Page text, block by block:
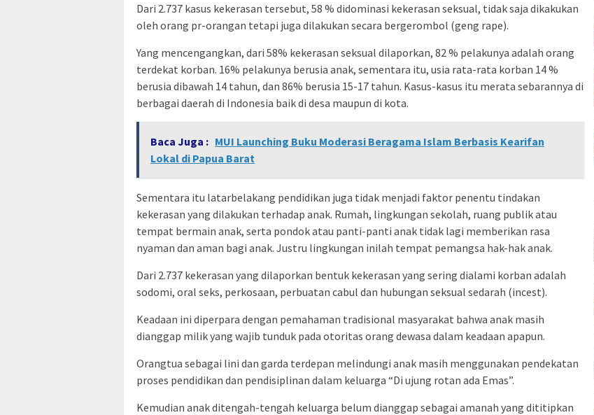
Dari 2.737 kasus kekerasan tersebut, 58 % didominasi kekerasan seksual, tidak saja dikakukan
oleh orang pr-orangan tetapi juga dilakukan secara bergerombol (geng rape).
Yang mencengangkan, dari 58% kekerasan seksual dilaporkan, 82 % pelakunya adalah orang
terdekat korban. 16% pelakunya berusia anak, sementara itu, usia rata-rata korban 14 %
berusia dibawah 14 tahun, dan 86% berusia 15-17 tahun. Kasus-kasus itu merata sebarannya di
berbagai daerah di Indonesia baik di desa maupun di kota.
Baca Juga : MUI Launching Buku Moderasi Beragama Islam Berbasis Kearifan
Lokal di Papua Barat
Sementara itu latarbelakang pendidikan juga tidak menjadi faktor penentu tindakan
kekerasan yang dilakukan terhadap anak. Rumah, lingkungan sekolah, ruang publik atau
tempat bermain anak, serta pondok atau panti-panti anak tidak lagi memberikan rasa
nyaman dan aman bagi anak. Justru lingkungan inilah tempat pemangsa hak-hak anak.
Dari 2.737 kekerasan yang dilaporkan bentuk kekerasan yang sering dialami korban adalah
sodomi, oral seks, perkosaan, perbuatan cabul dan hubungan seksual sedarah (incest).
Keadaan ini diperpara dengan pemahaman tradisional masyarakat bahwa anak masih
dianggap milik yang wajib tunduk pada otoritas orang dewasa dalam keadaan apapun.
Orangtua sebagai lini dan garda terdepan melindungi anak masih menggunakan pendekatan
proses pendidikan dan pendisiplinan dalam keluarga “Di ujung rotan ada Emas”.
Kemudian anak ditengah-tengah keluarga belum dianggap sebagai amanah yang dititipkan